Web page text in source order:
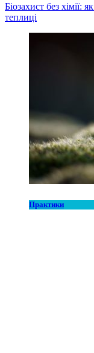
Біозахист без хімії:
теплиці
Практики